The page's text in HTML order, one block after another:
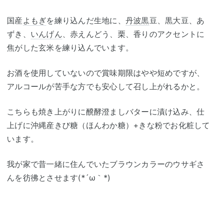
国産 よもぎを練り込んだ生地に、 丹波黒豆、黒大豆、あ
ずき、 いんげん 、赤えんどう、栗、香りのアクセントに
焦がした玄米を練り込んでいます。
お酒を使用していないので賞味期限はやや短めですが、
アルコールが苦手な方でも安心して召し上がれるかと。
こちらも焼き上がりに醗酵澄ましバターに漬け込み、仕
上げに沖縄産きび糖（ほんわか糖）+きな粉でお化粧して
います。
我が家で昔一緒に住んでいたブラウンカラーのウサギさ
んを彷彿とさせます(*´ω｀*)